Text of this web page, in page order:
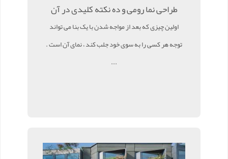
طراحی نما رومی و ده نکته کلیدی در آن
اولین چیزی که بعد از مواجه شدن با یک بنا می تواند
توجه هر کسی را به سوی خود جلب کند ، نمای آن است .
...